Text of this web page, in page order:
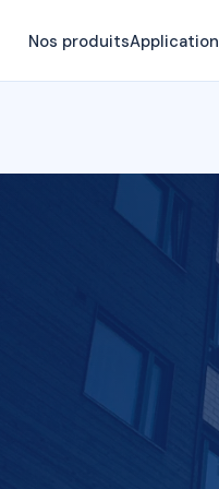
Nos produitsApplication